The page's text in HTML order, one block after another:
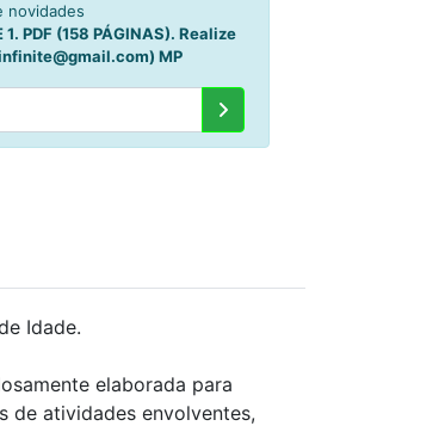
novidades
PDF (158 PÁGINAS). Realize
MP
Idade.
elaborada para
de atividades envolventes,